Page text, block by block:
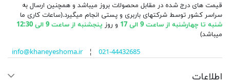
قیمت های درج شده در مقابل محصولات بروز میباشد و همچنین ارسال به
سراسر کشور توسط شرکتهای باربری و پستی انجام میگیرد.(ساعات کاری ما
شنبه تا چهارشنبه از ساعت 9 الی 17
و روز پنجشنبه از ساعت 9 الی 12:30
میباشد)
info@khaneyeshoma.ir¦ 021-44432685
اطلاعات